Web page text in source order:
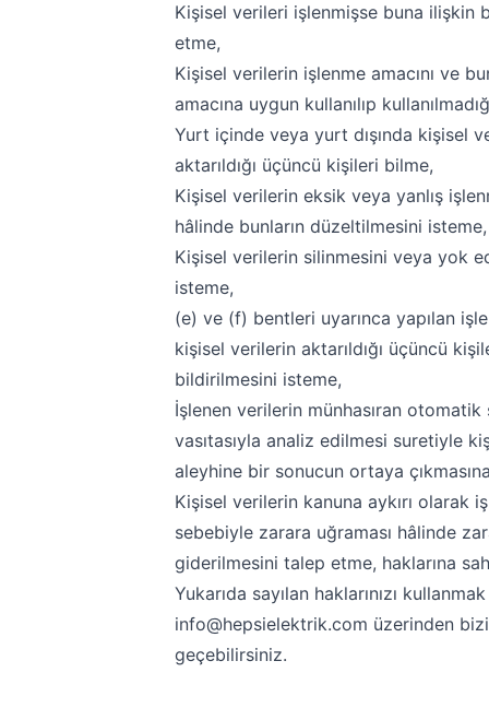
Kişisel verileri işlenmişse buna ilişkin
etme,
Kişisel verilerin işlenme amacını ve
amacına uygun kullanılıp
Yurt içinde veya yurt dışında kişisel
aktarıldığı üçüncü kişileri bilme,
Kişisel verilerin eksik veya yanlış
hâlinde bunların düzeltilmesini isteme,
Kişisel verilerin silinmesini veya yok
isteme,
(e) ve (f) bentleri uyarınca yapılan
kişisel verilerin aktarıldığı üçüncü
bildirilmesini isteme,
İşlenen verilerin münhasıran otomatik
vasıtasıyla analiz edilmesi suretiyle
aleyhine bir sonucun ortaya
Kişisel verilerin kanuna aykırı olarak
sebebiyle zarara uğraması hâlinde
giderilmesini talep etme, haklarına
Yukarıda sayılan haklarınızı
info@hepsielektrik.com üzerinden
geçebilirsiniz.